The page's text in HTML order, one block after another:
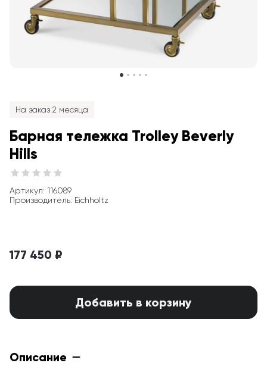
На заказ 2 месяца
Барная тележка Trolley Beverly
Hills
Артикул: 116089
Производитель: Eichholtz
177 450 ₽
Добавить в корзину
Описание